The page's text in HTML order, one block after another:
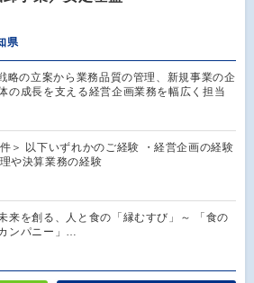
県
略の立案から業務品質の管理、新規事業の企
の成長を支える経営企画業務を幅広く担当
＞ 以下いずれかのご経験 ・経営企画の経験
や決算業務の経験
来を創る、人と食の「縁むすび」～ 「食の
ンパニー」…